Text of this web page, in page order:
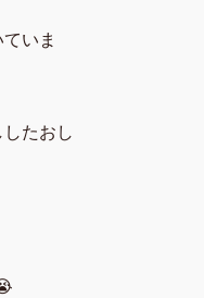
いま
たおし